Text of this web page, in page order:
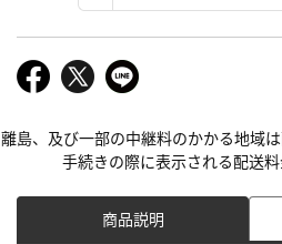
離島、及び一部の中継料のかかる地域
手続きの際に表示される配送料
商品説明